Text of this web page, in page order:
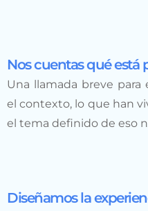
Nos cuentas qué está
Una llamada breve
el contexto, lo que han
el tema definido de eso
Diseñamos la